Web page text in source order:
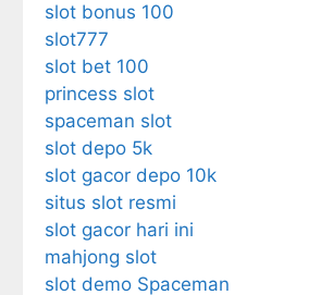
slot bonus 100
slot777
slot bet 100
princess slot
spaceman slot
slot depo 5k
slot gacor depo 10k
situs slot resmi
slot gacor hari ini
mahjong slot
slot demo Spaceman